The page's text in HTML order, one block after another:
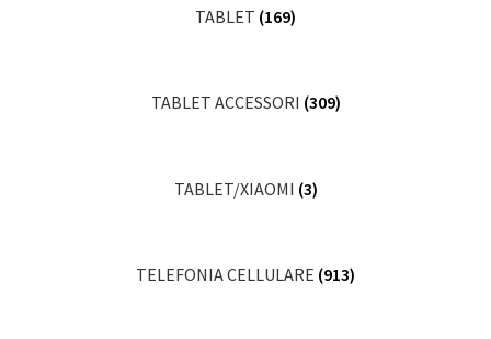
TABLET (169)
TABLET ACCESSORI (309)
TABLET/XIAOMI (3)
TELEFONIA CELLULARE (913)